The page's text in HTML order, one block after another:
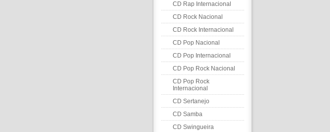
CD Rap Internacional
CD Rock Nacional
CD Rock Internacional
CD Pop Nacional
CD Pop Internacional
CD Pop Rock Nacional
CD Pop Rock
Internacional
CD Sertanejo
CD Samba
CD Swingueira